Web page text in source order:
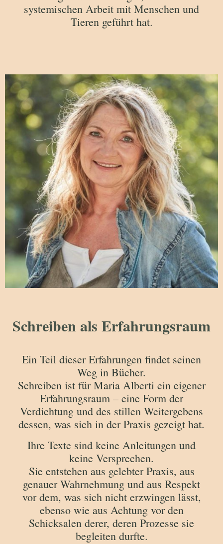
systemischen Arbeit mit Menschen und
Tieren geführt hat.
Schreiben als Erfahrungsraum
Ein Teil dieser Erfahrungen findet seinen
Weg in Bücher.
Schreiben ist für Maria Alberti ein eigener
Erfahrungsraum – eine Form der
Verdichtung und des stillen Weitergebens
dessen, was sich in der Praxis gezeigt hat.
Ihre Texte sind keine Anleitungen und
keine Versprechen.
Sie entstehen aus gelebter Praxis, aus
genauer Wahrnehmung und aus Respekt
vor dem, was sich nicht erzwingen lässt,
ebenso wie aus Achtung vor den
Schicksalen derer, deren Prozesse sie
begleiten durfte.